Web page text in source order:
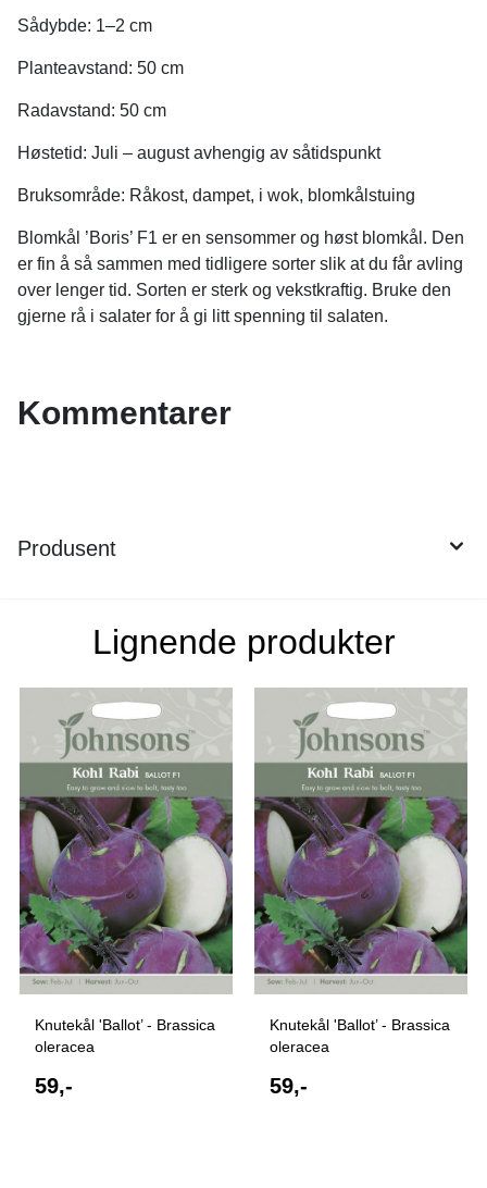
Sådybde: 1–2 cm
Planteavstand: 50 cm
Radavstand: 50 cm
Høstetid: Juli – august avhengig av såtidspunkt
Bruksområde: Råkost, dampet, i wok, blomkålstuing
Blomkål ’Boris’ F1 er en sensommer og høst blomkål. Den
er fin å så sammen med tidligere sorter slik at du får avling
over lenger tid. Sorten er sterk og vekstkraftig. Bruke den
gjerne rå i salater for å gi litt spenning til salaten.
Kommentarer
Produsent
Lignende produkter
Knutekål 'Ballot’ - Brassica
oleracea
59,-
Knutekål 'Ballot’ - Brassica
oleracea
59,-